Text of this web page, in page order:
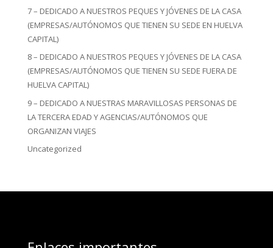
7 – DEDICADO A NUESTROS PEQUES Y JÓVENES DE LA CASA
(EMPRESAS/AUTÓNOMOS QUE TIENEN SU SEDE EN HUELVA
CAPITAL)
8 – DEDICADO A NUESTROS PEQUES Y JÓVENES DE LA CASA
(EMPRESAS/AUTÓNOMOS QUE TIENEN SU SEDE FUERA DE
HUELVA CAPITAL)
9 – DEDICADO A NUESTRAS MARAVILLOSAS PERSONAS DE
LA TERCERA EDAD Y AGENCIAS/AUTÓNOMOS QUE
ORGANIZAN VIAJES
Uncategorized